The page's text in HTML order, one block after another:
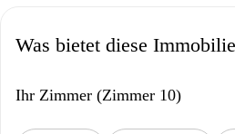
Was bietet diese
Ihr Zimmer (Zimmer 10)